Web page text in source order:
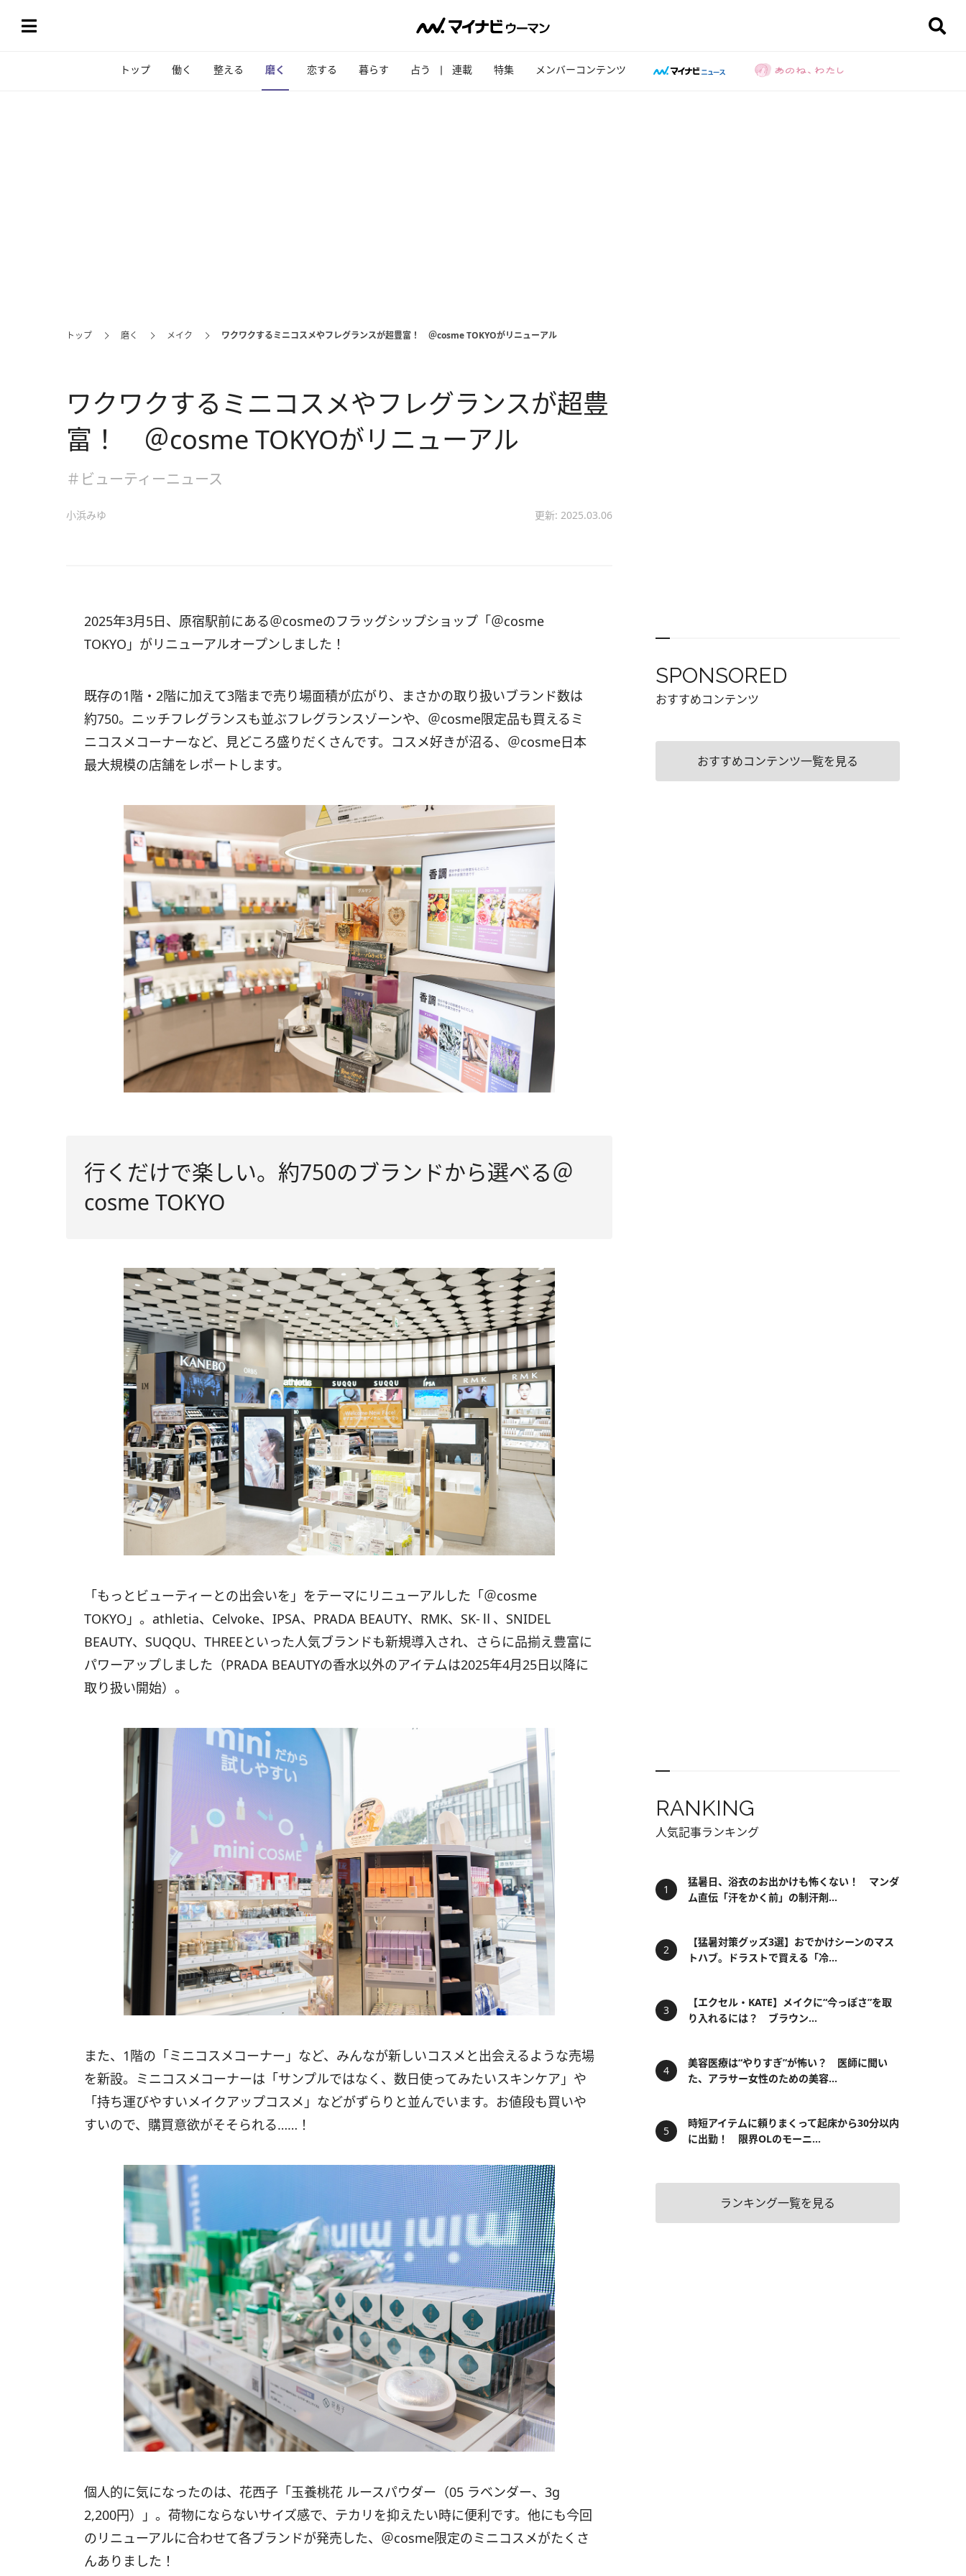
トップ 働く 整える 磨く 恋する 暮らす 占う 連載 特集 メンバーコンテンツ
トップ 磨く メイク ワクワクするミニコスメやフレグランスが超豊富！ ＠cosme TOKYOがリニューアル
ワクワクするミニコスメやフレグランスが超豊
富！ ＠cosme TOKYOがリニューアル
＃ビューティーニュース
小浜みゆ 更新: 2025.03.06
2025年3月5日、原宿駅前にある＠cosmeのフラッグシップショップ「＠cosme
TOKYO」がリニューアルオープンしました！
既存の1階・2階に加えて3階まで売り場面積が広がり、まさかの取り扱いブランド数は
約750。ニッチフレグランスも並ぶフレグランスゾーンや、＠cosme限定品も買えるミ
ニコスメコーナーなど、見どころ盛りだくさんです。コスメ好きが沼る、＠cosme日本
最大規模の店舗をレポートします。
行くだけで楽しい。約750のブランドから選べる＠
cosme TOKYO
「もっとビューティーとの出会いを」をテーマにリニューアルした「＠cosme
TOKYO」。athletia、Celvoke、IPSA、PRADA BEAUTY、RMK、SK-Ⅱ、SNIDEL
BEAUTY、SUQQU、THREEといった人気ブランドも新規導入され、さらに品揃え豊富に
パワーアップしました（PRADA BEAUTYの香水以外のアイテムは2025年4月25日以降に
取り扱い開始）。
また、1階の「ミニコスメコーナー」など、みんなが新しいコスメと出会えるような売場
を新設。ミニコスメコーナーは「サンプルではなく、数日使ってみたいスキンケア」や
「持ち運びやすいメイクアップコスメ」などがずらりと並んでいます。お値段も買いや
すいので、購買意欲がそそられる……！
個人的に気になったのは、花西子「玉養桃花 ルースパウダー（05 ラベンダー、3g
2,200円）」。荷物にならないサイズ感で、テカリを抑えたい時に便利です。他にも今回
のリニューアルに合わせて各ブランドが発売した、＠cosme限定のミニコスメがたくさ
んありました！
SPONSORED
おすすめコンテンツ
おすすめコンテンツ一覧を見る
RANKING
人気記事ランキング
猛暑日、浴衣のお出かけも怖くない！ マンダ
ム直伝「汗をかく前」の制汗剤...
【猛暑対策グッズ3選】おでかけシーンのマス
トハブ。ドラストで買える「冷...
【エクセル・KATE】メイクに“今っぽさ”を取
り入れるには？ ブラウン...
美容医療は“やりすぎ”が怖い？ 医師に聞い
た、アラサー女性のための美容...
時短アイテムに頼りまくって起床から30分以内
に出勤！ 限界OLのモーニ...
ランキング一覧を見る